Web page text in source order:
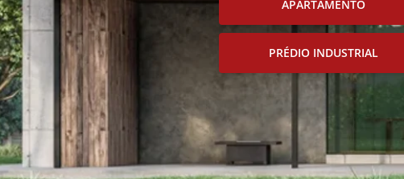
APARTAMENTO
PRÉDIO INDUSTRIAL